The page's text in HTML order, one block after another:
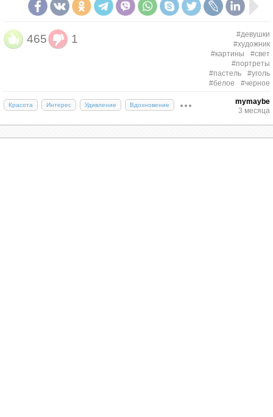
465 1
#девушки
#художник
#картины
#свет
#портреты
#пастель
#уголь
#белое
#черное
Красота Интерес Удивление Вдохновение
mymaybe
3 месяца